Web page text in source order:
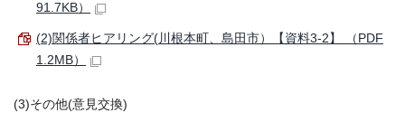
91.7KB）
(2)関係者ヒアリング(川根本町、島田市）【資料3-2】 （PDF
1.2MB）
(3)その他(意見交換)